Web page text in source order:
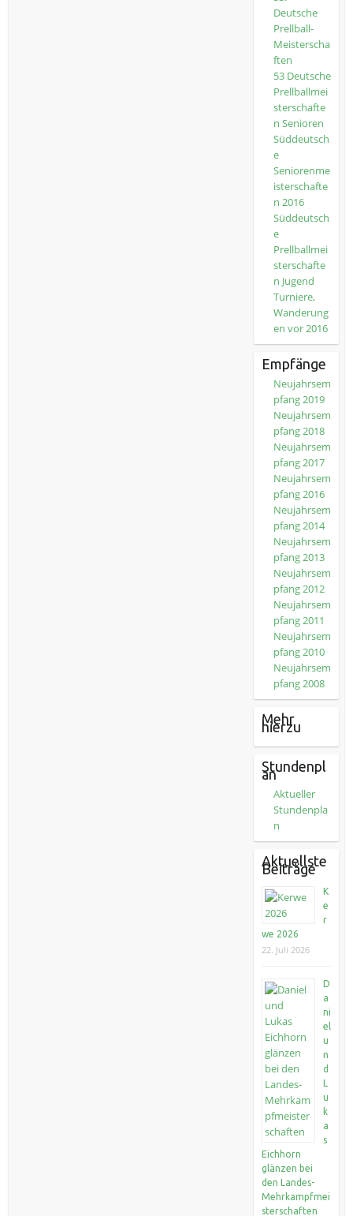
Deutsche
Prellball-
Meisterscha
ften
53 Deutsche
Prellballmei
sterschafte
n Senioren
Süddeutsch
e
Seniorenme
isterschafte
n 2016
Süddeutsch
e
Prellballmei
sterschafte
n Jugend
Turniere,
Wanderung
en vor 2016
Empfänge
Neujahrsem
pfang 2019
Neujahrsem
pfang 2018
Neujahrsem
pfang 2017
Neujahrsem
pfang 2016
Neujahrsem
pfang 2014
Neujahrsem
pfang 2013
Neujahrsem
pfang 2012
Neujahrsem
pfang 2011
Neujahrsem
pfang 2010
Neujahrsem
pfang 2008
Mehr
hierzu
Stundenpl
an
Aktueller
Stundenpla
n
Aktuellste
Beiträge
K
e
r
we 2026
22. Juli 2026
D
a
ni
el
u
n
d
L
u
k
a
s
Eichhorn
glänzen bei
den Landes-
Mehrkampfmei
sterschaften